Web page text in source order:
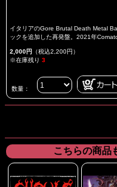
イタリアのGore Brutal Death Metal
ックを追加した再発盤。2021年
2,000円 （税込2,200円）
※在庫残り 3
数量：
こちらの商品